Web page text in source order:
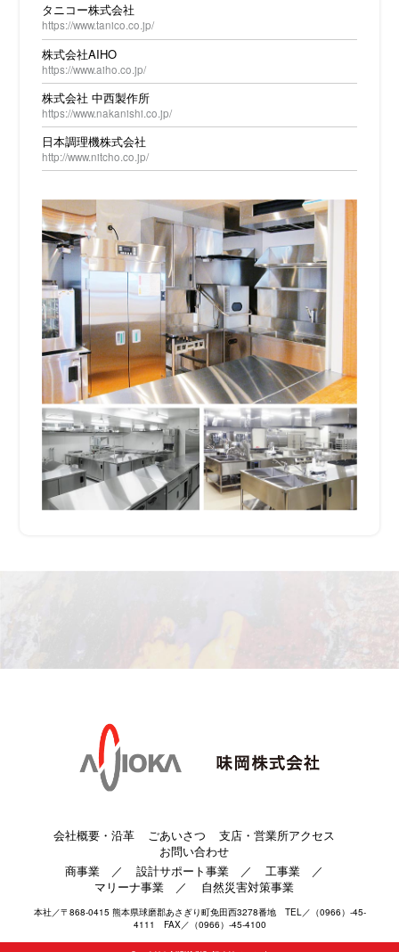
タニコー株式会社
https://www.tanico.co.jp/
株式会社AIHO
https://www.aiho.co.jp/
株式会社 中西製作所
https://www.nakanishi.co.jp/
日本調理機株式会社
http://www.nitcho.co.jp/
会社概要・沿革 ごあいさつ
支店・営業所アクセス
お問い合わせ
商事業／ 設計サポート事業／ 工事業 ／
マリーナ事業 ／ 自然災害対策事業
本社／〒868-0415 熊本県球磨郡あさぎり町免田西3278番地 TEL／（0966）-45-
4111 FAX／（0966）-45-4100